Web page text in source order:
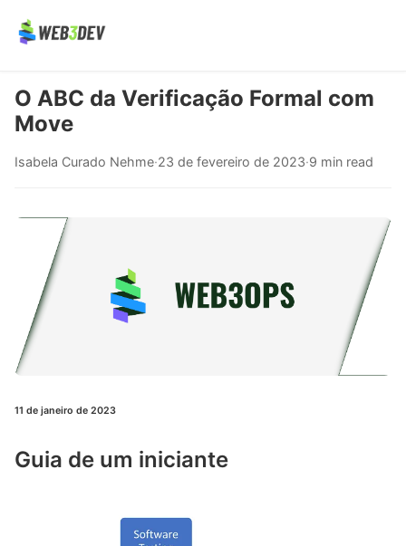
O ABC da Verificação Formal com
Move
Isabela Curado Nehme·23 de fevereiro de 2023·9 min read
11 de janeiro de 2023
Guia de um iniciante